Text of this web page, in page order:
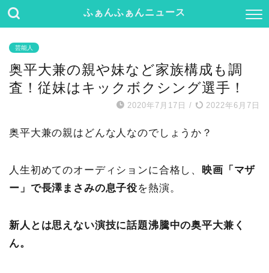
ふぁんふぁんニュース
芸能人
奥平大兼の親や妹など家族構成も調
査！従妹はキックボクシング選手！
2020年7月17日 / 2022年6月7日
奥平大兼の親はどんな人なのでしょうか？
人生初めてのオーディションに合格し、 映画「マザ
ー」で長澤まさみの息子役を熱演。
新人とは思えない演技に話題沸騰中の奥平大兼く
ん。